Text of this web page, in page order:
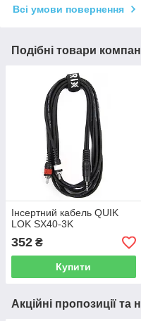
Всі умови повернення
Подібні товари
Інсертний кабель QUIK
LOK SX40-3K
352 ₴
Купити
Акційні пропозиції та